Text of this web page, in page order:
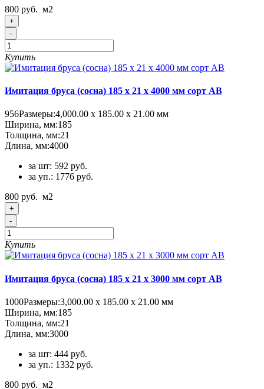
800 руб. м2
+
-
Купить
Имитация бруса (сосна) 185 x 21 x 4000 мм сорт AB
956Размеры:4,000.00 х 185.00 х 21.00 мм
Ширина, мм:185
Толщина, мм:21
Длина, мм:4000
за шт: 592 руб.
за уп.: 1776 руб.
800 руб. м2
+
-
Купить
Имитация бруса (сосна) 185 x 21 x 3000 мм сорт AB
1000Размеры:3,000.00 х 185.00 х 21.00 мм
Ширина, мм:185
Толщина, мм:21
Длина, мм:3000
за шт: 444 руб.
за уп.: 1332 руб.
800 руб. м2